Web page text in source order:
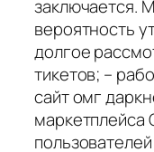
заключается.
вероятность
долгое
тикетов; –
сайт омг